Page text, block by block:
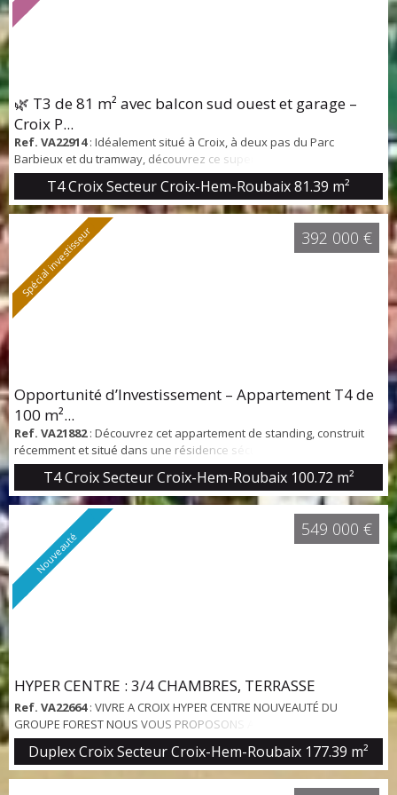
🌿 T3 de 81 m² avec balcon sud ouest et garage –
Croix P...
Ref. VA22914: Idéalement situé à Croix, à deux pas du Parc
Barbieux et du tramway, découvrez ce superbe appartement T3 de
81,39 m², situé dans une résidence récente, sécurisée et bien
entretenue. Dès l’entrée, vous apprécierez les rangements intégrés
et la distribution fonctionnelle de l’appartement. La pièce de vie
lumineuse de plus de 35 m² avec cuisine ouverte équipée offre un
espace convivial et s...
T4 Croix Secteur Croix-Hem-Roubaix81.39 m²
Spécial investisseur
Opportunité d’Investissement – Appartement T4 de
100 m²...
Ref. VA21882: Découvrez cet appartement de standing, construit
récemment et situé dans une résidence sécurisée à seulement 10
minutes à pied du centre de Croix et 6 minutes de la gare. Ce bien
rare, au 1er et dernier étage, allie confort moderne et emplacement
stratégique. 👉 Atout majeur : l’appartement est vendu loué,
générant un loyer de 1 600 € + 50 € de charges par mois.
Caractéristiques du bien :...
T4 Croix Secteur Croix-Hem-Roubaix 100.72 m²
392 000 €
Nouveauté
HYPER CENTRE : 3/4 CHAMBRES, TERRASSE
Ref. VA22664: VIVRE A CROIX HYPER CENTRE NOUVEAUTÉ DU
GROUPE FOREST NOUS VOUS PROPOSONS A LA VENTE CET UNIQUE
APPARTEMENT EN DUPLEX DE 177M2 HABITABLES SIS AUX PREMIER
ET SECOND ÉTAGES D'UNE MAISON BOURGEOISE SISE EN PLEIN
COEUR DE LA VILLE DE CROIX. ENTRÉE INDÉPENDANTE AU RDC. AU
PREMIER : TRÈS BEAU SEJOUR AVEC PLANCHER ET BOISERIES DE PLUS
Duplex Croix Secteur Croix-Hem-Roubaix 177.39 m²
549 000 €